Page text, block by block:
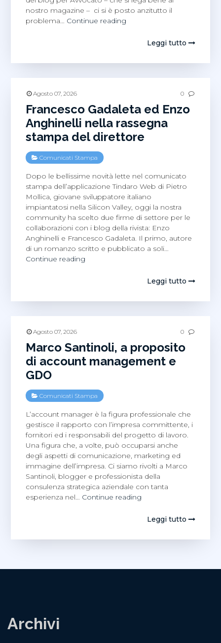
nostro magazine – ci si è posto anzitutto il
problema… Continue reading
giuridici
blockchain
Leggi tutto
Agosto 07, 2026 0
Francesco Gadaleta ed Enzo
Anghinelli nella rassegna
stampa del direttore
Comunicati Stampa
Dopo le bellissime novità lette nel comunicato
stampa dell’applicazione Tindaro Web di Pietro
Mollica, giovane sviluppatore italiano
impiantatosi nella Silicon Valley, oggi la nostra
community ha scelto due firme di settore per le
collaborazioni con i blog della rivista: Enzo
Anghinelli e Francesco Gadaleta. Il primo, autore
di un romanzo scritto e pubblicato a soli…
Continue reading
Anghinelli
del
direttore
Leggi tutto
Agosto 07, 2026 0
Marco Santinoli, a proposito
di account management e
GDO
Comunicati Stampa
L’account manager è la figura professionale che
gestisce il rapporto con l’impresa committente, i
fornitori ed i responsabili del progetto di lavoro.
Una figura che, a volte, può occuparsi anche
degli aspetti di comunicazione, marketing ed
immagine dell’impresa. Ci siamo rivolti a Marco
Santinoli, blogger e professionista della
consulenza strategica aziendale con tanta
esperienza nel… Continue reading
di
e
Leggi tutto
Archivi